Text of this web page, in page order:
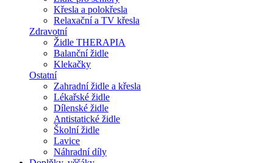
Křesla a polokřesla
Relaxační a TV křesla
Zdravotní
Židle THERAPIA
Balanční židle
Klekačky
Ostatní
Zahradní židle a křesla
Lékařské židle
Dílenské židle
Antistatické židle
Školní židle
Lavice
Náhradní díly